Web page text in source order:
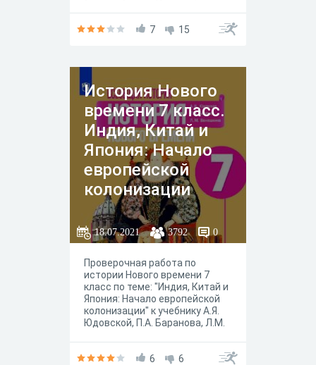
Искандерова, Москва
7 15
История Нового
времени 7 класс.
Индия, Китай и
Япония: Начало
европейской
колонизации
18.07.2021 3792 0
Проверочная работа по
истории Нового времени 7
класс по теме: "Индия, Китай и
Япония: Начало европейской
колонизации" к учебнику А.Я.
Юдовской, П.А. Баранова, Л.М.
"Просвещение" 2020 год.
6 6